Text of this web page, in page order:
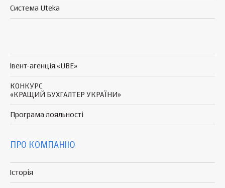
Система Uteka
Івент-агенція «UBE»
КОНКУРС
«КРАЩИЙ БУХГАЛТЕР УКРАЇНИ»
Програма лояльності
ПРО КОМПАНІЮ
Історія